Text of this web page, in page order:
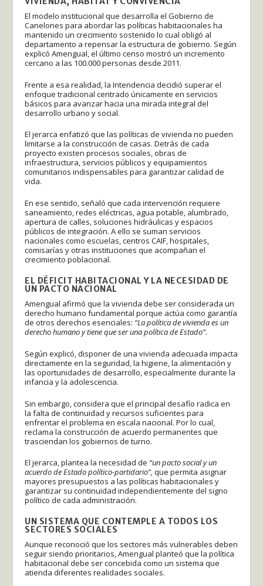
El modelo institucional que desarrolla el Gobierno de
Canelones para abordar las políticas habitacionales ha
mantenido un crecimiento sostenido lo cual obligó al
departamento a repensar la estructura de gobierno. Según
explicó Amengual, el último censo mostró un incremento
cercano a las 100.000 personas desde 2011.
Frente a esa realidad, la Intendencia decidió superar el
enfoque tradicional centrado únicamente en servicios
básicos para avanzar hacia una mirada integral del
desarrollo urbano y social.
El jerarca enfatizó que las políticas de vivienda no pueden
limitarse a la construcción de casas. Detrás de cada
proyecto existen procesos sociales, obras de
infraestructura, servicios públicos y equipamientos
comunitarios indispensables para garantizar calidad de
vida.
En ese sentido, señaló que cada intervención requiere
saneamiento, redes eléctricas, agua potable, alumbrado,
apertura de calles, soluciones hidráulicas y espacios
públicos de integración. A ello se suman servicios
nacionales como escuelas, centros CAIF, hospitales,
comisarías y otras instituciones que acompañan el
crecimiento poblacional.
EL DÉFICIT HABITACIONAL Y LA NECESIDAD DE
UN PACTO NACIONAL
Amengual afirmó que la vivienda debe ser considerada un
derecho humano fundamental porque actúa como garantía
de otros derechos esenciales: “La política de vivienda es un
derecho humano y tiene que ser una política de Estado”.
Según explicó, disponer de una vivienda adecuada impacta
directamente en la seguridad, la higiene, la alimentación y
las oportunidades de desarrollo, especialmente durante la
infancia y la adolescencia.
Sin embargo, considera que el principal desafío radica en
la falta de continuidad y recursos suficientes para
enfrentar el problema en escala nacional. Por lo cual,
reclama la construcción de acuerdo permanentes que
trasciendan los gobiernos de turno.
El jerarca, plantea la necesidad de “un pacto social y un
acuerdo de Estado político-partidario”,que permita asignar
mayores presupuestos a las políticas habitacionales y
garantizar su continuidad independientemente del signo
político de cada administración.
UN SISTEMA QUE CONTEMPLE A TODOS LOS
SECTORES SOCIALES
Aunque reconoció que los sectores más vulnerables deben
seguir siendo prioritarios, Amengual planteó que la política
habitacional debe ser concebida como un sistema que
atienda diferentes realidades sociales.